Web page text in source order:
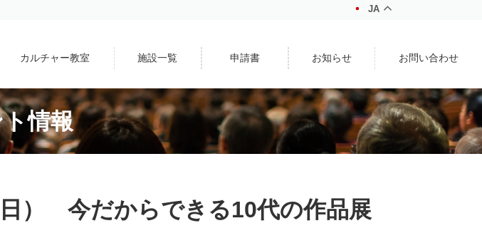
JA
カルチャー教室 施設一覧 申請書 お知らせ お問い合わせ
情報
） 今だからできる10代の作品展